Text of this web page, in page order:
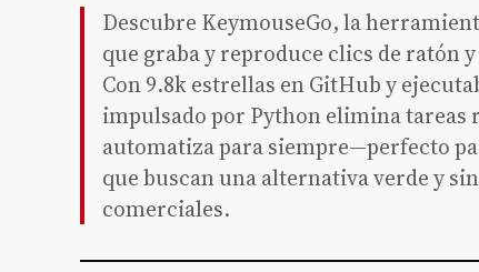
Descubre KeymouseGo, la
que graba y reproduce clics de ratón
Con 9.8k estrellas en GitHub y
impulsado por Python elimina tareas
automatiza para siempre—perfecto
que buscan una alternativa verde y
comerciales.